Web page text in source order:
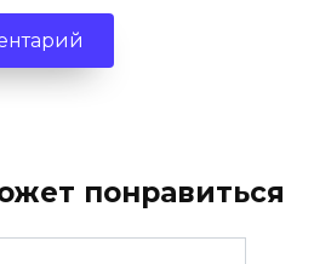
понравиться